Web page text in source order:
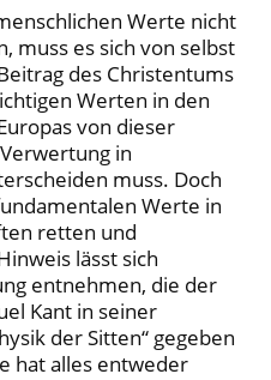
Werte nicht
muss es sich von selbst
des Christentums
Werten in den
von dieser
in
muss. Doch
Werte in
retten und
lässt sich
entnehmen, die der
Kant in seiner
der Sitten“ gegeben
hat alles entweder